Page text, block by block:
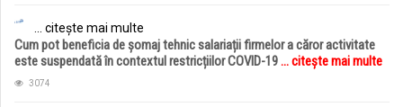
... citește mai multe
Cum pot beneficia de șomaj tehnic salariații firmelor a căror activitate
este suspendată în contextul restricțiilor COVID-19 ... citește mai multe
3074